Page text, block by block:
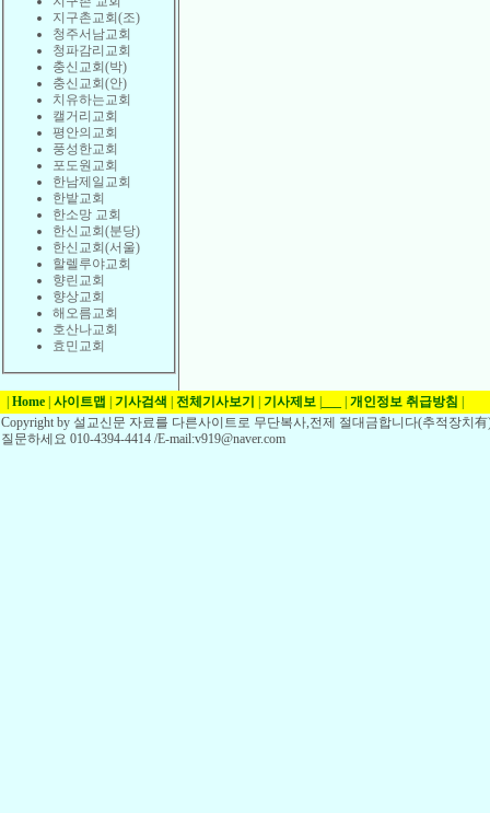
지구촌교회(조)
청주서남교회
청파감리교회
충신교회(박)
충신교회(안)
치유하는교회
캘거리교회
평안의교회
풍성한교회
포도원교회
한남제일교회
한밭교회
한소망 교회
한신교회(분당)
한신교회(서울)
할렐루야교회
향린교회
향상교회
해오름교회
호산나교회
효민교회
Home 사이트맵 기사검색 전체기사보기 기사제보 개인정보 취급방침
Copyright by 설교신문 자료를 다른사이트로 무단복사,전제 절대금합니다(추적장치
질문하세요 010-4394-4414 /E-mail:v919@naver.com